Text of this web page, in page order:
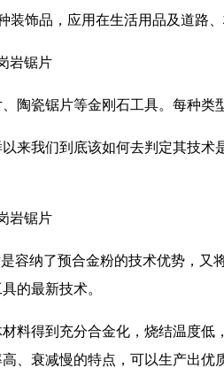
饰品，应用在生活用品及道路、
、陶瓷锯片等金刚石工具。每种
我们到底该如何去判定其技术
容纳了预合金粉的技术优势，
的最新技术。
料得到充分合金化，烧结温度
、衰减慢的特点，可以生产出优